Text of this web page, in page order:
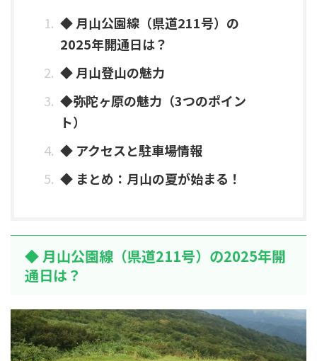
◆ 月山公園線（県道211号）の
2025年開通日は？
◆ 月山登山の魅力
◆弥陀ヶ原の魅力（3つのポイン
ト）
◆ アクセスと駐車場情報
◆ まとめ：月山の夏が始まる！
◆ 月山公園線（県道211号）の2025年開
通日は？